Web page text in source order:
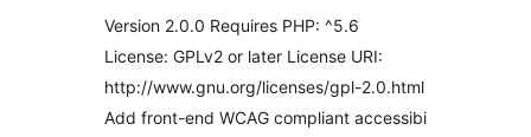
Version 2.0.0 Requires PHP: ^5.6
License: GPLv2 or later License URI:
http://www.gnu.org/licenses/gpl-2.0.html
Add front-end WCAG compliant accessibi